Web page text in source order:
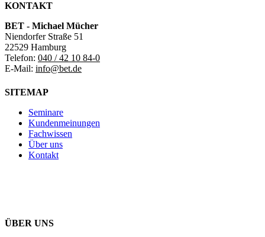
KONTAKT
BET - Michael Mücher
Niendorfer Straße 51
22529 Hamburg
Telefon: 040 / 42 10 84-0
E-Mail: info@bet.de
SITEMAP
Seminare
Kundenmeinungen
Fachwissen
Über uns
Kontakt
ÜBER UNS